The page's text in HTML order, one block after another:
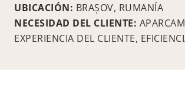
UBICACIÓN: BRAȘOV, RUMANÍA
NECESIDAD DEL CLIENTE:
EXPERIENCIA DEL CLIENTE,